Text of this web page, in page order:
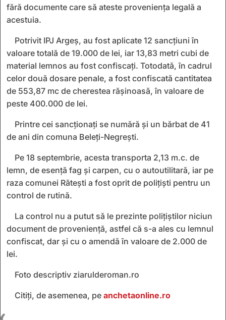
fără documente care să ateste proveniența legală a
acestuia.
Potrivit IPJ Argeș, au fost aplicate 12 sancțiuni în
valoare totală de 19.000 de lei, iar 13,83 metri cubi de
material lemnos au fost confiscați. Totodată, în cadrul
celor două dosare penale, a fost confiscată cantitatea
de 553,87 mc de cherestea rășinoasă, în valoare de
peste 400.000 de lei.
Printre cei sancționați se numără și un bărbat de 41
de ani din comuna Beleți-Negrești.
Pe 18 septembrie, acesta transporta 2,13 m.c. de
lemn, de esență fag și carpen, cu o autoutilitară, iar pe
raza comunei Rătești a fost oprit de polițiști pentru un
control de rutină.
La control nu a putut să le prezinte polițiștilor niciun
document de proveniență, astfel că s-a ales cu lemnul
confiscat, dar și cu o amendă în valoare de 2.000 de
lei.
Foto descriptiv ziarulderoman.ro
Citiți, de asemenea, pe anchetaonline.ro